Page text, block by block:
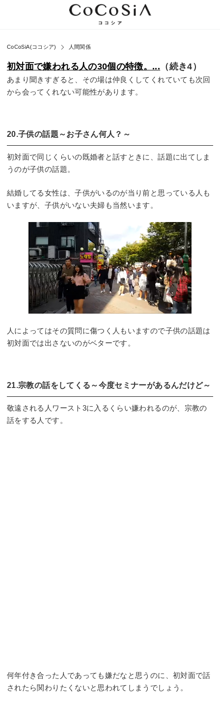
CoCoSiA(ココシア) 人間関係
初対面で嫌われる人の30個の特徴。... （続き4）
あまり聞きすぎると、その場は仲良くしてくれていても次回
から会ってくれない可能性があります。
20.子供の話題～お子さん何人？～
初対面で同じくらいの既婚者と話すときに、話題に出てしま
うのが子供の話題。
結婚してる女性は、子供がいるのが当り前と思っている人も
いますが、子供がいない夫婦も当然います。
人によってはその質問に傷つく人もいますので子供の話題は
初対面では出さないのがベターです。
21.宗教の話をしてくる～今度セミナーがあるんだけど～
敬遠される人ワースト3に入るくらい嫌われるのが、宗教の
話をする人です。
何年付き合った人であっても嫌だなと思うのに、初対面で話
されたら関わりたくないと思われてしまうでしょう。